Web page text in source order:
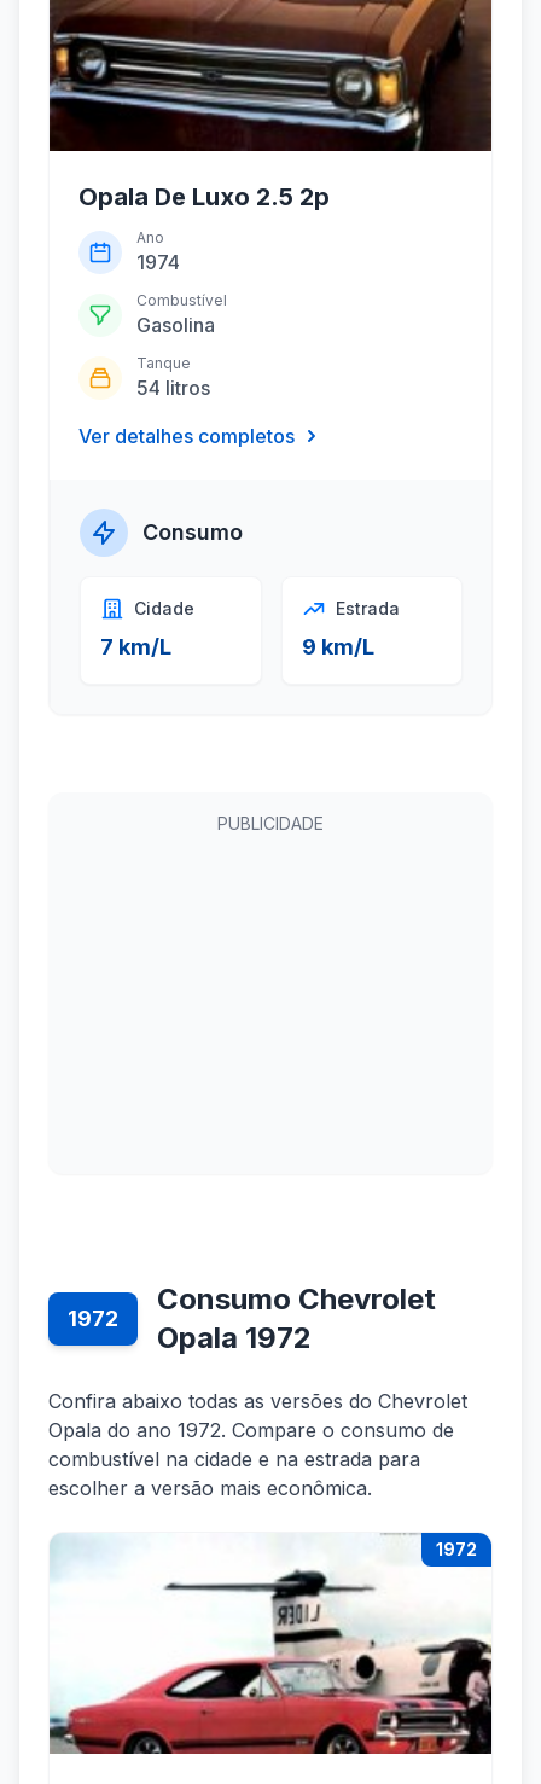
Opala De Luxo 2.5 2p
Ano
1974
Combustível
Gasolina
Tanque
54 litros
Ver detalhes completos
Consumo
Cidade
7 km/L
Estrada
9 km/L
PUBLICIDADE
1972
Consumo Chevrolet
Opala 1972
Confira abaixo todas as versões do Chevrolet
Opala do ano 1972. Compare o consumo de
combustível na cidade e na estrada para
escolher a versão mais econômica.
1972